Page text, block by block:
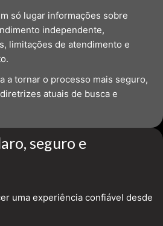
só lugar informações sobre
independente,
limitações de atendimento e
a tornar o processo mais seguro,
atuais de busca e
seguro e
uma experiência confiável desde